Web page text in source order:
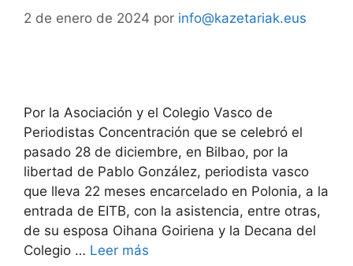
2 de enero de 2024 por info@kazetariak.eus
Por la Asociación y el Colegio Vasco de
Periodistas Concentración que se celebró el
pasado 28 de diciembre, en Bilbao, por la
libertad de Pablo González, periodista vasco
que lleva 22 meses encarcelado en Polonia, a la
entrada de EITB, con la asistencia, entre otras,
de su esposa Oihana Goiriena y la Decana del
Colegio … Leer más